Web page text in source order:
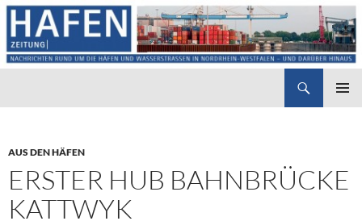
AUS DEN HÄFEN
ERSTER HUB BAHNBRÜCKE
KATTWYK